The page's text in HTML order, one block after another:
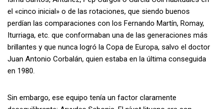
el «cinco inicial» o de las rotaciones, que siendo buenos
perdían las comparaciones con los Fernando Martín, Romay,
Iturriaga, etc. que conformaban una de las generaciones más
brillantes y que nunca logró la Copa de Europa, salvo el doctor
Juan Antonio Corbalán, quien estaba en la última conseguida
en 1980.
Sin embargo, ese equipo tenía un factor claramente